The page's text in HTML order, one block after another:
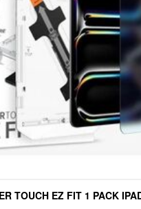
TOUCH EZ FIT 1 PACK